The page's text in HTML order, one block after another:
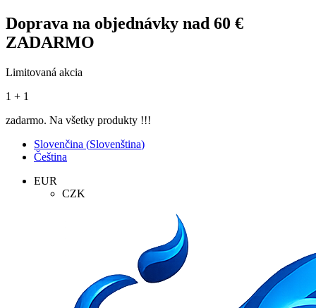
Doprava na objednávky nad 60 €
ZADARMO
Limitovaná akcia
1 + 1
zadarmo. Na všetky produkty !!!
Slovenčina (Slovenština)
Čeština
EUR
CZK